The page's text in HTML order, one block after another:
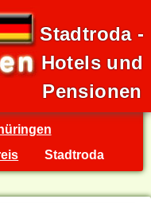
Stadtroda -
Hotels und
Pensionen
Stadtroda